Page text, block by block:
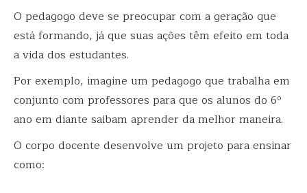
O pedagogo deve se preocupar com a geração que
está formando, já que suas ações têm efeito em toda
a vida dos estudantes.
Por exemplo, imagine um pedagogo que trabalha em
conjunto com professores para que os alunos do 6º
ano em diante saibam aprender da melhor maneira.
O corpo docente desenvolve um projeto para ensinar
como: